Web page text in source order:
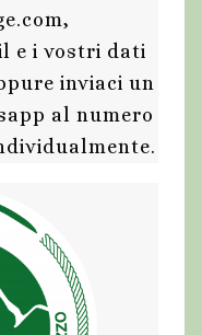
e i vostri dati
inviaci un
al numero